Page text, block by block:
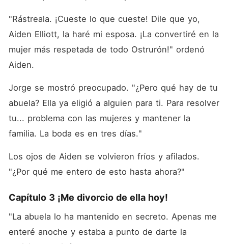
"Rástreala. ¡Cueste lo que cueste! Dile que yo,
Aiden Elliott, la haré mi esposa. ¡La convertiré en la
mujer más respetada de todo Ostrurón!" ordenó
Aiden.
Jorge se mostró preocupado. "¿Pero qué hay de tu
abuela? Ella ya eligió a alguien para ti. Para resolver
tu... problema con las mujeres y mantener la
familia. La boda es en tres días."
Los ojos de Aiden se volvieron fríos y afilados.
"¿Por qué me entero de esto hasta ahora?"
Capítulo 3 ¡Me divorcio de ella hoy!
"La abuela lo ha mantenido en secreto. Apenas me
enteré anoche y estaba a punto de darte la